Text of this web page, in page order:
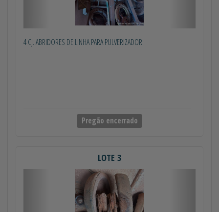
4 CJ. ABRIDORES DE LINHA PARA PULVERIZADOR
Pregão encerrado
LOTE 3